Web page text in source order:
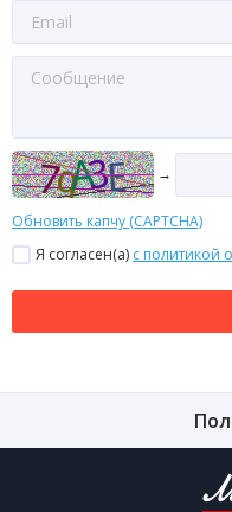
→
Обновить капчу (CAPTCHA)
Я согласен(a) с политикой